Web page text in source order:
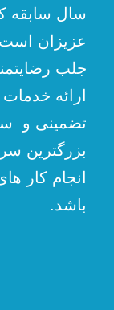
سال سابقه
عزیزان
جلب
ارائه
تضمینی و
بزرگترین
انجام کار
باشد.